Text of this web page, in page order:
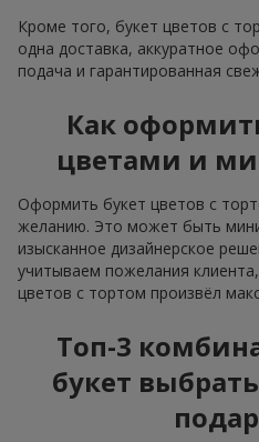
Кроме того, букет цветов с
одна доставка, аккуратное
подача и гарантированная
Как
цветами и
Оформить букет цветов с
желанию. Это может быть
изысканное дизайнерское
учитываем пожелания
цветов с тортом произвёл
Топ-3
букет